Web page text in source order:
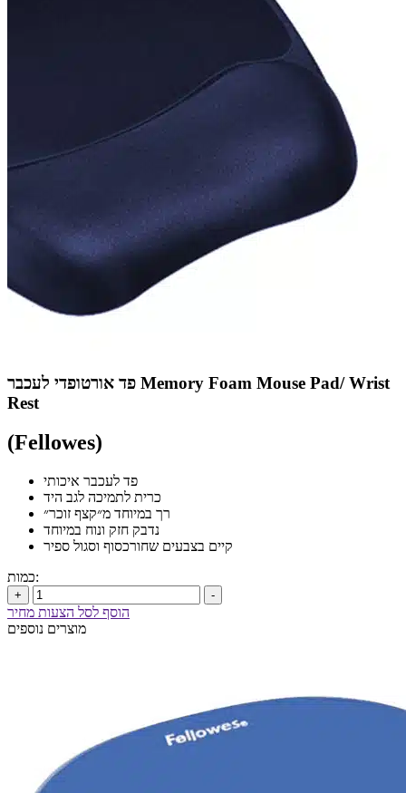
פד אורטופדי לעכבר Memory Foam Mouse Pad/ Wrist
Rest
(Fellowes)
פד לעכבר איכותי
כרית לתמיכה לגב היד
רך במיוחד מ״קצף זוכר״
נדבק חזק ונוח במיוחד
קיים בצבעים שחורכסוף וסגול ספיר
כמות:
+ -
הוסף לסל הצעות מחיר
מוצרים נוספים